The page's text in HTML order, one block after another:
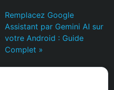
Remplacez Google
Assistant par Gemini AI sur
votre Android : Guide
Complet »